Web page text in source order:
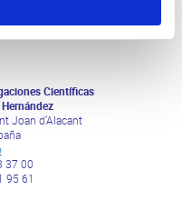
Científicas
Joan d’Alacant
37 00
95 61